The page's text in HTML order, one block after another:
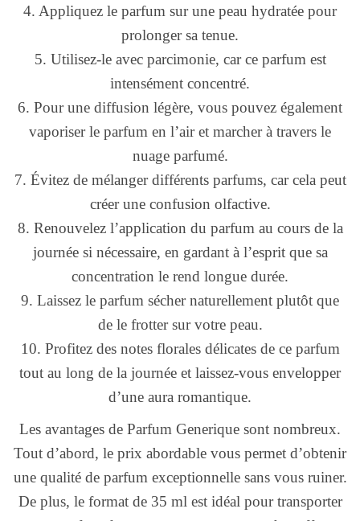
4. Appliquez le parfum sur une peau hydratée pour
prolonger sa tenue.
5. Utilisez-le avec parcimonie, car ce parfum est
intensément concentré.
6. Pour une diffusion légère, vous pouvez également
vaporiser le parfum en l’air et marcher à travers le
nuage parfumé.
7. Évitez de mélanger différents parfums, car cela peut
créer une confusion olfactive.
8. Renouvelez l’application du parfum au cours de la
journée si nécessaire, en gardant à l’esprit que sa
concentration le rend longue durée.
9. Laissez le parfum sécher naturellement plutôt que
de le frotter sur votre peau.
10. Profitez des notes florales délicates de ce parfum
tout au long de la journée et laissez-vous envelopper
d’une aura romantique.
Les avantages de Parfum Generique sont nombreux.
Tout d’abord, le prix abordable vous permet d’obtenir
une qualité de parfum exceptionnelle sans vous ruiner.
De plus, le format de 35 ml est idéal pour transporter